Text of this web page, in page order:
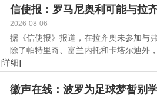
信使报：罗马尼奥利可能与拉
2026-08-06
据《信使报》报道，在拉齐奥未参加与
除了帕特里奇、富兰内托和卡塔尔迪外
[详细]
徽声在线：波罗为足球梦暂别